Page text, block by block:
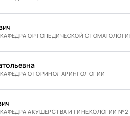
ОРТОПЕДИЧЕСКОЙ
ОТОРИНОЛАРИНГОЛОГИИ
АКУШЕРСТВА И ГИНЕКОЛОГИИ №2